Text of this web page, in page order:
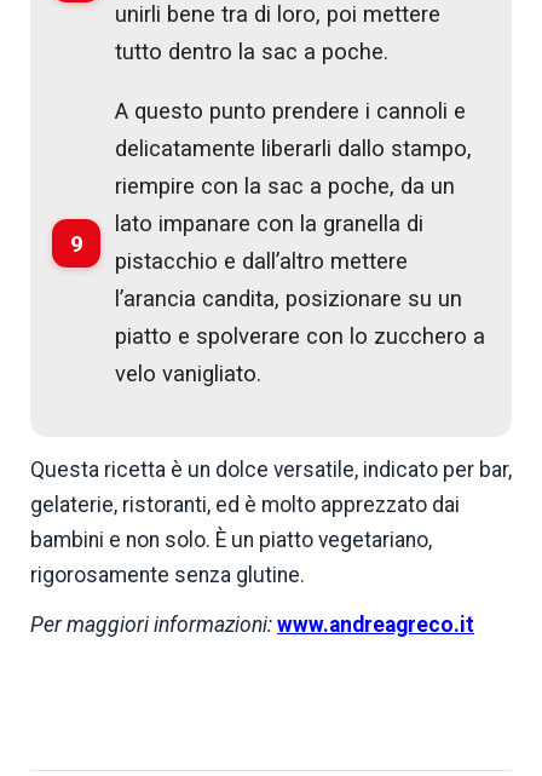
unirli bene tra di loro, poi mettere
tutto dentro la sac a poche.
9
A questo punto prendere i cannoli e
delicatamente liberarli dallo stampo,
riempire con la sac a poche, da un
lato impanare con la granella di
pistacchio e dall’altro mettere
l’arancia candita, posizionare su un
piatto e spolverare con lo zucchero a
velo vanigliato.
Questa ricetta è un dolce versatile, indicato per bar,
gelaterie, ristoranti, ed è molto apprezzato dai
bambini e non solo. È un piatto vegetariano,
rigorosamente senza glutine.
Per maggiori informazioni: www.andreagreco.it